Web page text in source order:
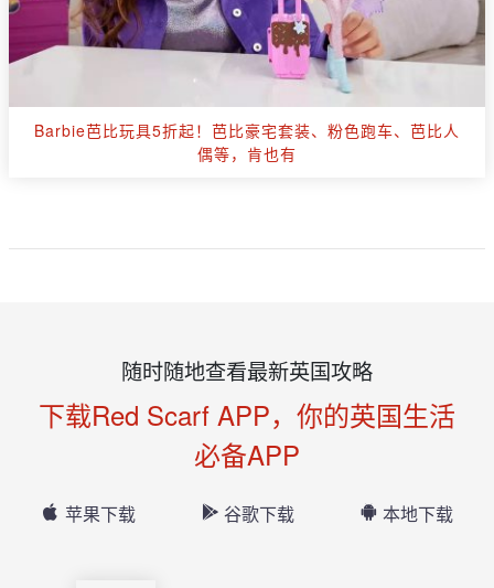
Barbie芭比玩具5折起！芭比豪宅套装、粉色跑车、芭比人
偶等，肯也有
随时随地查看最新英国攻略
下载Red Scarf APP，你的英国生活
必备APP
苹果下载 谷歌下载 本地下载